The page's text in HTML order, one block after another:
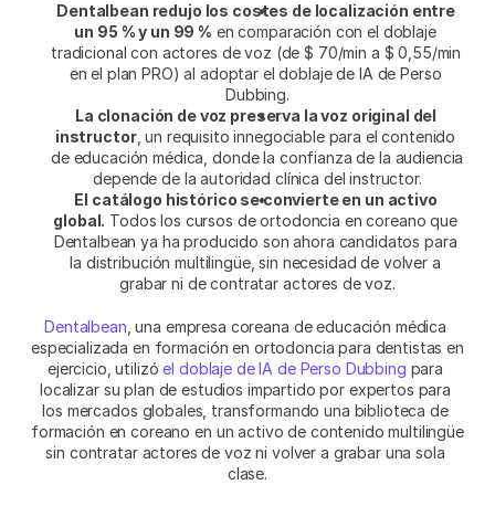
Dentalbean redujo los costes de localización entre
un 95 % y un 99 % en comparación con el doblaje
tradicional con actores de voz (de $ 70/min a $ 0,55/min
en el plan PRO) al adoptar el doblaje de IA de Perso
Dubbing.
La clonación de voz preserva la voz original del
instructor, un requisito innegociable para el contenido
de educación médica, donde la confianza de la audiencia
depende de la autoridad clínica del instructor.
El catálogo histórico se convierte en un activo
global. Todos los cursos de ortodoncia en coreano que
Dentalbean ya ha producido son ahora candidatos para
la distribución multilingüe, sin necesidad de volver a
grabar ni de contratar actores de voz.
Dentalbean, una empresa coreana de educación médica
especializada en formación en ortodoncia para dentistas en
ejercicio, utilizó el doblaje de IA de Perso Dubbing para
localizar su plan de estudios impartido por expertos para
los mercados globales, transformando una biblioteca de
formación en coreano en un activo de contenido multilingüe
sin contratar actores de voz ni volver a grabar una sola
clase.